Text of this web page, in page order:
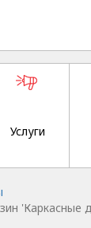
Услуги